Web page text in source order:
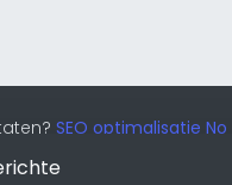
SEO optimalisatie